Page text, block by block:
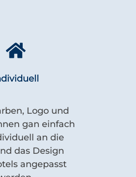
Logo und
gan einfach
an die
das Design
angepasst